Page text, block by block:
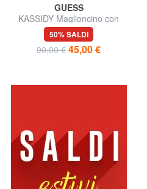
GUESS
KASSIDY Maglioncino con
logo
50% SALDI
90,00 € 45,00 €